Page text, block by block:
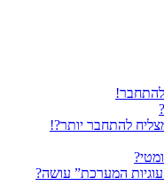
להתחבר יותר?!
המערכת” עושה?